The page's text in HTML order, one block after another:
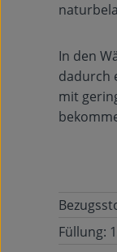
In den
dadurch
mit
Füllung: